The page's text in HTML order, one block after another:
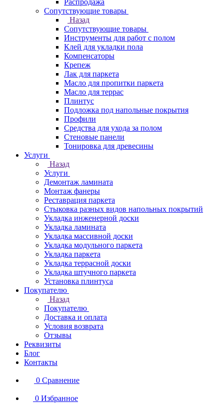
Распродажа
Сопутствующие товары
Назад
Сопутствующие товары
Инструменты для работ с полом
Клей для укладки пола
Компенсаторы
Крепеж
Лак для паркета
Масло для пропитки паркета
Масло для террас
Плинтус
Подложка под напольные покрытия
Профили
Средства для ухода за полом
Стеновые панели
Тонировка для древесины
Услуги
Назад
Услуги
Демонтаж ламината
Монтаж фанеры
Реставрация паркета
Стыковка разных видов напольных покрытий
Укладка инженерной доски
Укладка ламината
Укладка массивной доски
Укладка модульного паркета
Укладка паркета
Укладка террасной доски
Укладка штучного паркета
Установка плинтуса
Покупателю
Назад
Покупателю
Доставка и оплата
Условия возврата
Отзывы
Реквизиты
Блог
Контакты
0 Сравнение
0 Избранное